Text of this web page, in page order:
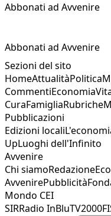
Abbonati ad Avvenire
Abbonati ad Avvenire
Sezioni del sito
HomeAttualitàPolitica
CommentiEconomia
CuraFamigliaRubriche
Pubblicazioni
Edizioni locali
UpLuoghi dell'Infinito
Avvenire
Chi siamoRedazione
AvvenirePubblicità
Mondo CEI
SIRRadio InBluTV2000